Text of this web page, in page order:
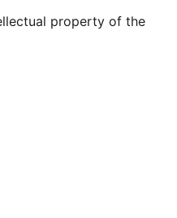
property of the